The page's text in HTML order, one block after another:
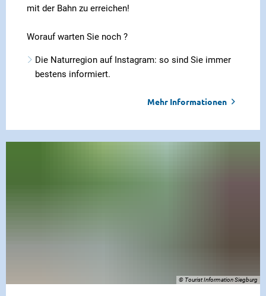
mit der Bahn zu erreichen!
Worauf warten Sie noch ?
Die Naturregion auf Instagram: so sind Sie immer
bestens informiert.
Mehr Informationen
© Tourist Information Siegburg